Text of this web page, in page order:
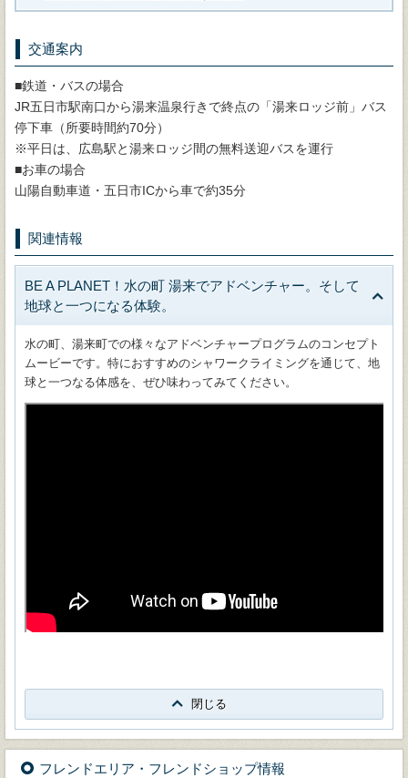
交通案内
■鉄道・バスの場合
JR五日市駅南口から湯来温泉行きで終点の「湯来ロッジ前」バス
停下車（所要時間約70分）
※平日は、広島駅と湯来ロッジ間の無料送迎バスを運行
■お車の場合
山陽自動車道・五日市ICから車で約35分
関連情報
BE A PLANET！水の町 湯来でアドベンチャー。そして
地球と一つになる体験。
水の町、湯来町での様々なアドベンチャープログラムのコンセプト
ムービーです。特におすすめのシャワークライミングを通じて、地
球と一つなる体感を、ぜひ味わってみてください。
閉じる
フレンドエリア・フレンドショップ情報